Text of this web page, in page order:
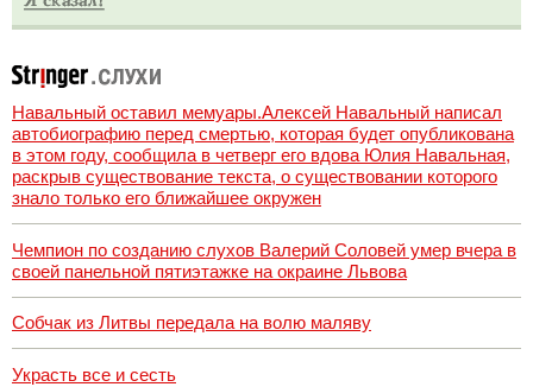
Навальный оставил мемуары.Алексей Навальный написал
автобиографию перед смертью, которая будет опубликована
в этом году, сообщила в четверг его вдова Юлия Навальная,
раскрыв существование текста, о существовании которого
знало только его ближайшее окружен
Чемпион по созданию слухов Валерий Соловей умер вчера в
своей панельной пятиэтажке на окраине Львова
Собчак из Литвы передала на волю маляву
Украсть все и сесть